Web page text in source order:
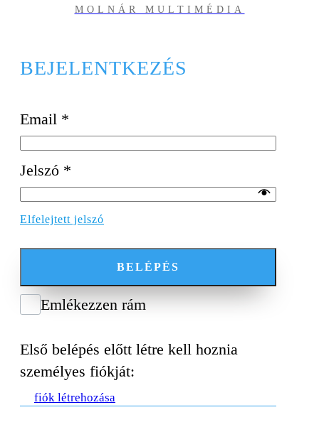
MOLNÁR MULTIMÉDIA
BEJELENTKEZÉS
Email *
Jelszó *
Elfelejtett jelszó
BELÉPÉS
Emlékezzen rám
Első belépés előtt létre kell hoznia
személyes fiókját:
fiók létrehozása